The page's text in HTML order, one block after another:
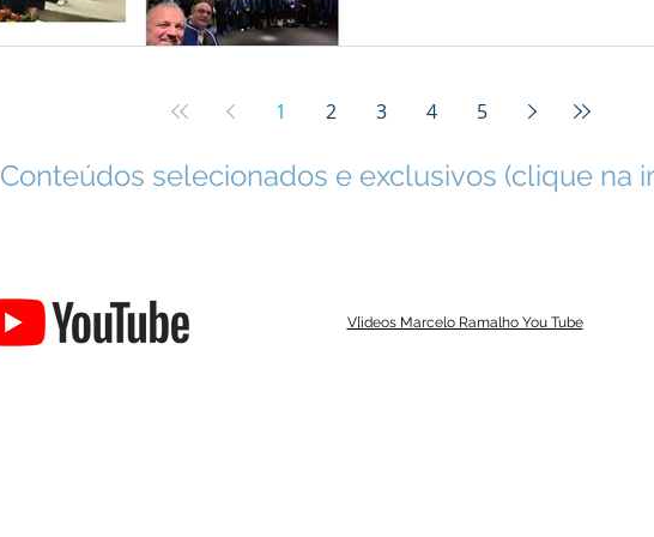
1 2 3 4 5
Conteúdos selecionados e exclusivos (clique na
V[ideos Marcelo Ramalho You Tube